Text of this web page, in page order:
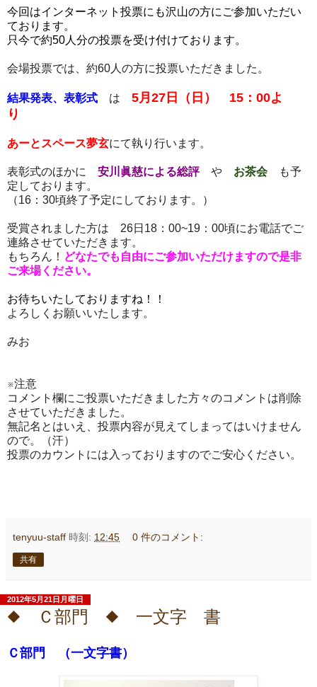
今回はインターネット投票にも沢山の方にご参加いただい
ております。
只今で約50人分の投票を受け付けております。
会場投票では、約60人の方に投票いただきました。
結果発表、表彰式 は 5月27日（日） 15：00よ
り
あーとスペース夢玄にて執り行います。
表彰式のほかに 安川眞慈による総評 や お茶会も予
定しております。
（16：30頃終了予定にしております。）
受賞されました方は 26日18：00~19：00頃にお電話でご
連絡させていただきます。
もちろん！ どなたでも自由にご参加いただけますので是非
ご来場ください。
お待ちいたしておりますね！！
よろしくお願いいたします。
みお
※注意
コメント欄にご投票いただきました方々のコメントは削除
させていただきました。
無記名とはいえ、投票内容が見えてしまってはいけません
ので。（汗）
投票のカウントには入っておりますのでご安心ください。
tenyuu-staff 時刻: 12:45 0 件のコメント:
共有
2012年5月21日月曜日
◆ Ｃ部門 ◆ 一文字 書
Ｃ部門 （一文字書）